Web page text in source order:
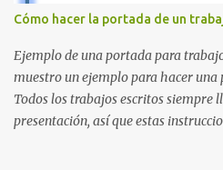
inspirado en los niveles de los
pierdas la letra O , diseñada con ese
Cómo hacer la portada de un
Ejemplo de una portada para
muestro un ejemplo para hacer una
Todos los trabajos escritos siempre
presentación, así que estas